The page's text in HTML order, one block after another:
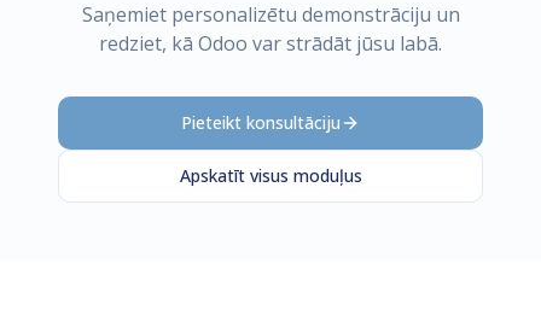
Saņemiet personalizētu demonstrāciju un
redziet, kā Odoo var strādāt jūsu labā.
Pieteikt konsultāciju
Apskatīt visus moduļus